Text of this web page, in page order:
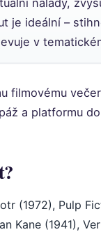
je ideální –
v
filmovému
a platformu
(1972), Pulp
Kane (1941),